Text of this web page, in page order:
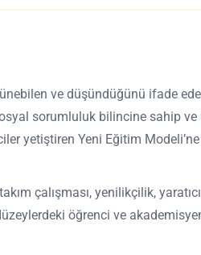
ve düşündüğünü ifade
sorumluluk bilincine sahip ve
yetiştiren Yeni Eğitim Modeli’ne
çalışması, yenilikçilik,
öğrenci ve